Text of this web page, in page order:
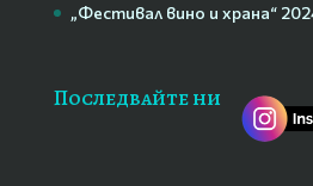
„Фестивал вино и храна“
Последвайте ни